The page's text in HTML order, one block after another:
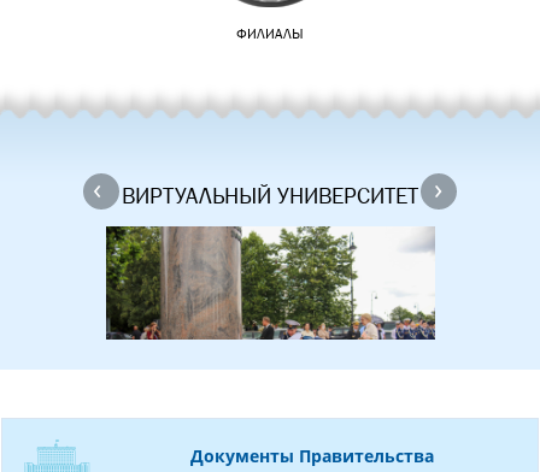
ФИЛИАЛЫ
ВИРТУАЛЬНЫЙ УНИВЕРСИТЕТ
Представители ГУМРФ приняли участие в
‹ ›
Документы Правительства